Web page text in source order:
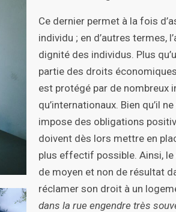
Ce dernier permet à la fois
individu ; en d’autres termes,
dignité des individus. Plus
partie des droits
est protégé par de nombreux
qu’internationaux. Bien qu’il
impose des obligations
doivent dès lors mettre en
plus effectif possible. Ainsi,
de moyen et non de résultat
réclamer son droit à un
dans la rue engendre très